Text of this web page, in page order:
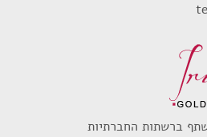
ברשתות החברתיות